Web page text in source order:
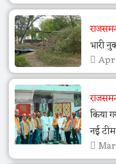
भारी
किया
नई